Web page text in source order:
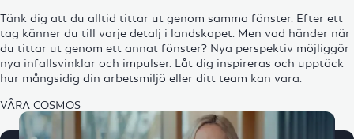
Tänk dig att du alltid tittar ut genom samma fönster. Efter ett
tag känner du till varje detalj i landskapet. Men vad händer när
du tittar ut genom ett annat fönster? Nya perspektiv möjliggör
nya infallsvinklar och impulser. Låt dig inspireras och upptäck
hur mångsidig din arbetsmiljö eller ditt team kan vara.
VÅRA COSMOS